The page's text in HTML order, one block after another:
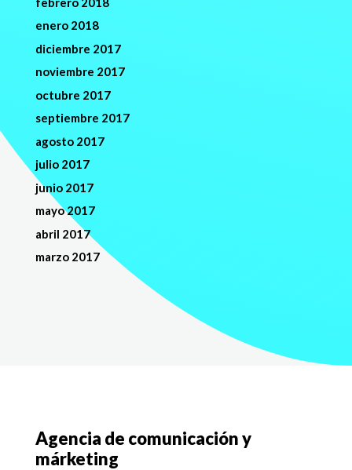
enero 2018
diciembre 2017
noviembre 2017
octubre 2017
septiembre 2017
agosto 2017
julio 2017
junio 2017
mayo 2017
abril 2017
marzo 2017
Agencia de comunicación y
márketing